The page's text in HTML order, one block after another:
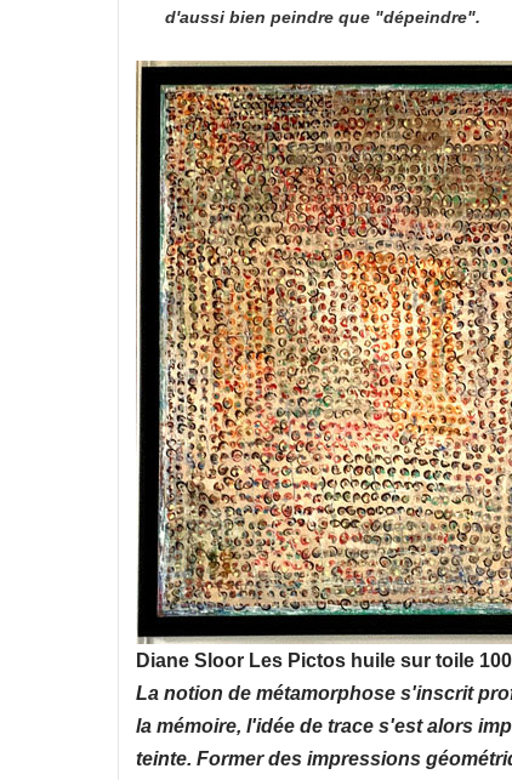
d'aussi bien peindre que "dépeindre".
Diane Sloor Les Pictos huile sur toile
La notion de métamorphose s'inscrit
la mémoire, l'idée de trace s'est alors
teinte. Former des impressions